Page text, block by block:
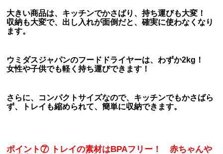
大きい商品は、キッチンでかさばり、持ち運びも大変！
収納も大変で、出し入れが面倒だと、確実に使わなくなり
ます。
ウミダスジャパンのフードドライヤーは、わずか2kg！
女性や子供でも軽く持ち運びできます！
さらに、コンパクトサイズなので、キッチンでもかさばら
ず、トレイも縮められて、簡単に収納できます。
ポイント⑦ トレイの素材はBPAフリー！ 赤ちゃんや